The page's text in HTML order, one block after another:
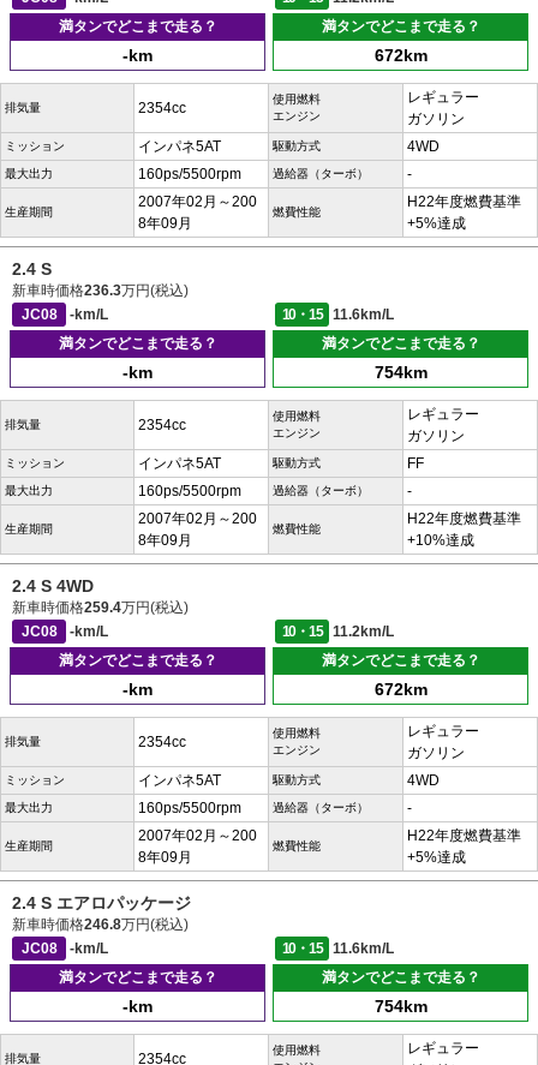
満タンでどこまで走る？
-km
満タンでどこまで走る？
672km
排気量 2354cc
使用燃料
エンジン
レギュラー
ガソリン
ミッション インパネ5AT 駆動方式 4WD
最大出力 160ps/5500rpm 過給器（ターボ） -
生産期間
2007年02月～200
8年09月
燃費性能
H22年度燃費基準
+5%達成
2.4 S
新車時価格236.3万円(税込)
JC08
-km/L 10・15
11.6km/L
満タンでどこまで走る？
-km
満タンでどこまで走る？
754km
排気量 2354cc
使用燃料
エンジン
レギュラー
ガソリン
ミッション インパネ5AT 駆動方式 FF
最大出力 160ps/5500rpm 過給器（ターボ） -
生産期間
2007年02月～200
8年09月
燃費性能
H22年度燃費基準
+10%達成
2.4 S 4WD
新車時価格259.4万円(税込)
JC08
-km/L 10・15
11.2km/L
満タンでどこまで走る？
-km
満タンでどこまで走る？
672km
排気量 2354cc
使用燃料
エンジン
レギュラー
ガソリン
ミッション インパネ5AT 駆動方式 4WD
最大出力 160ps/5500rpm 過給器（ターボ） -
生産期間
2007年02月～200
8年09月
燃費性能
H22年度燃費基準
+5%達成
2.4 S エアロパッケージ
新車時価格246.8万円(税込)
JC08
-km/L 10・15
11.6km/L
満タンでどこまで走る？
-km
満タンでどこまで走る？
754km
排気量 2354cc
使用燃料
レギュラー